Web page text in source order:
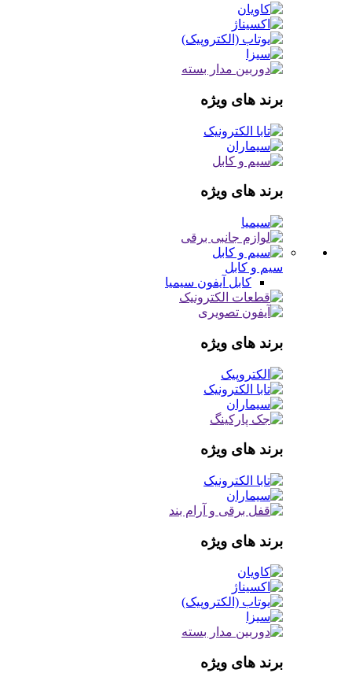
برند های ویژه
برند های ویژه
سیم و کابل
کابل آیفون سیمیا
برند های ویژه
برند های ویژه
برند های ویژه
برند های ویژه